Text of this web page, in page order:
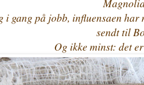
i gang på jobb, influensaen
sendt til
Og ikke minst: det